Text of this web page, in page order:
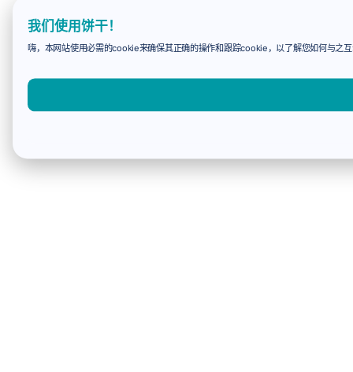
我们使用饼干！
嗨，本网站使用必需的cookie来确保其正确的操作和跟踪cookie，以了解您如何与之